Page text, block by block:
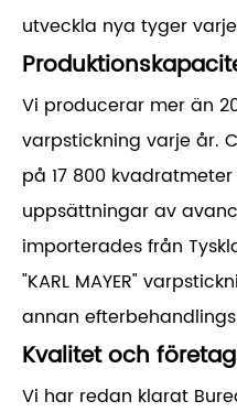
utveckla nya tyger
Vi producerar mer än
varpstickning varje år.
på 17 800
uppsättningar av
importerades från
"KARL MAYER"
annan
Kvalitet och
Vi har redan klarat